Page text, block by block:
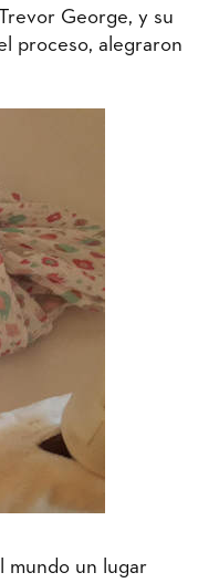
George, y su
proceso, alegraron
mundo un lugar